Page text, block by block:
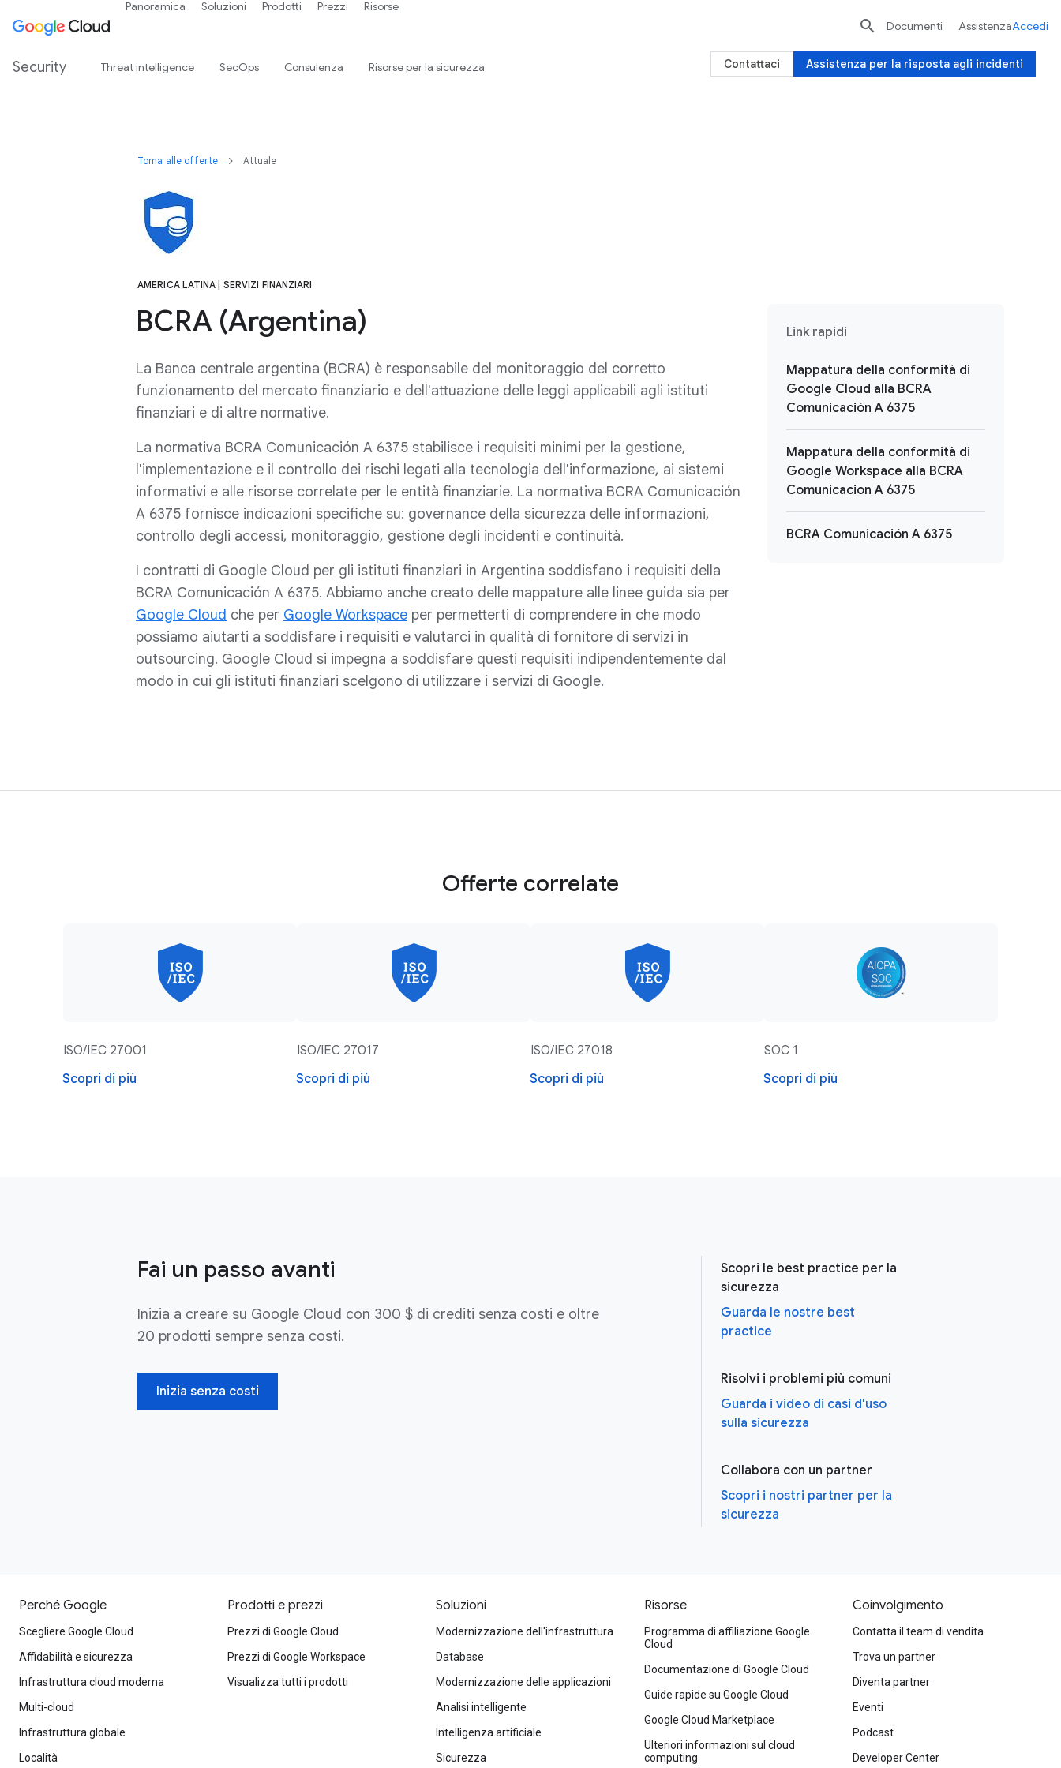
Torna alle offerte Attuale
AMERICA LATINA | SERVIZI FINANZIARI
BCRA (Argentina)
La Banca centrale argentina (BCRA) è responsabile del monitoraggio del corretto
funzionamento del mercato finanziario e dell'attuazione delle leggi applicabili agli istituti
finanziari e di altre normative.
La normativa BCRA Comunicación A 6375 stabilisce i requisiti minimi per la gestione,
l'implementazione e il controllo dei rischi legati alla tecnologia dell'informazione, ai sistemi
informativi e alle risorse correlate per le entità finanziarie. La normativa BCRA Comunicación
A 6375 fornisce indicazioni specifiche su: governance della sicurezza delle informazioni,
controllo degli accessi, monitoraggio, gestione degli incidenti e continuità.
I contratti di Google Cloud per gli istituti finanziari in Argentina soddisfano i requisiti della
BCRA Comunicación A 6375. Abbiamo anche creato delle mappature alle linee guida sia per
Google Cloud che per Google Workspace per permetterti di comprendere in che modo
possiamo aiutarti a soddisfare i requisiti e valutarci in qualità di fornitore di servizi in
outsourcing. Google Cloud si impegna a soddisfare questi requisiti indipendentemente dal
modo in cui gli istituti finanziari scelgono di utilizzare i servizi di Google.
Link rapidi
Mappatura della conformità di
Google Cloud alla BCRA
Comunicación A 6375
Mappatura della conformità di
Google Workspace alla BCRA
Comunicacion A 6375
BCRA Comunicación A 6375
Offerte correlate
ISO/IEC 27001
Scopri di più
ISO/IEC 27017
Scopri di più
ISO/IEC 27018
Scopri di più
SOC 1
Scopri di più
Fai un passo avanti
Inizia a creare su Google Cloud con 300 $ di crediti senza costi e oltre
20 prodotti sempre senza costi.
Inizia senza costi
Scopri le best practice per la
sicurezza
Guarda le nostre best
practice
Risolvi i problemi più comuni
Guarda i video di casi d'uso
sulla sicurezza
Collabora con un partner
Scopri i nostri partner per la
sicurezza
Panoramica Soluzioni Prodotti Prezzi Risorse
 Documenti AssistenzaAccedi
Security Threat intelligence SecOps Consulenza Risorse per la sicurezza Assistenza per la risposta agli incidenti
Contattaci
Perché Google
Scegliere Google Cloud
Affidabilità e sicurezza
Infrastruttura cloud moderna
Multi-cloud
Infrastruttura globale
Località
Prodotti e prezzi
Prezzi di Google Cloud
Prezzi di Google Workspace
Visualizza tutti i prodotti
Soluzioni
Modernizzazione dell'infrastruttura
Database
Modernizzazione delle applicazioni
Analisi intelligente
Intelligenza artificiale
Sicurezza
Risorse
Programma di affiliazione Google
Cloud
Documentazione di Google Cloud
Guide rapide su Google Cloud
Google Cloud Marketplace
Ulteriori informazioni sul cloud
computing
Coinvolgimento
Contatta il team di vendita
Trova un partner
Diventa partner
Eventi
Podcast
Developer Center